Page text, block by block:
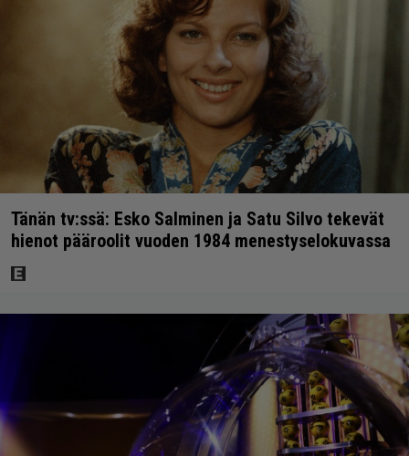
Tänän tv:ssä: Esko Salminen ja Satu Silvo tekevät
hienot pääroolit vuoden 1984 menestyselokuvassa